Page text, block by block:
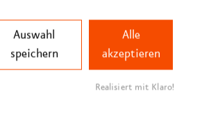
Auswahl
speichern
Alle
akzeptieren
Realisiert mit Klaro!